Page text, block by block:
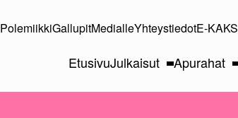
PolemiikkiGallupitMedialleYhteystiedotE-KAKS
EtusivuJulkaisut Apurahat